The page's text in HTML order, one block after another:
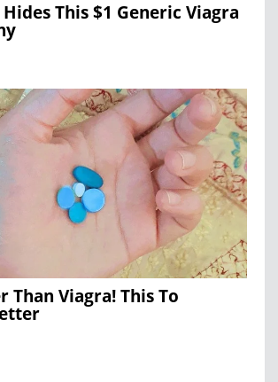
This $1 Generic Viagra
Than Viagra! This To